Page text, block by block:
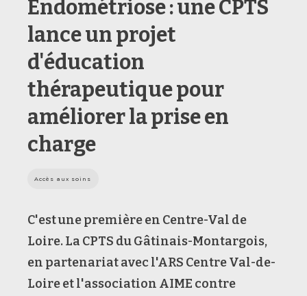
Endométriose : une CPTS
lance un projet
d'éducation
thérapeutique pour
améliorer la prise en
charge
Accès aux soins
C'est une première en Centre-Val de
Loire. La CPTS du Gâtinais-Montargois,
en partenariat avec l'ARS Centre Val-de-
Loire et l'association AIME contre